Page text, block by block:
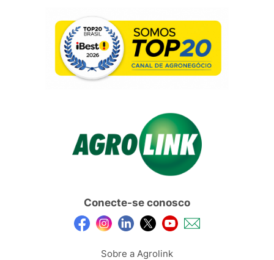
Conecte-se conosco
Sobre a Agrolink